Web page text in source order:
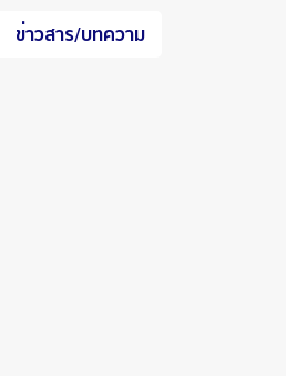
ข่าวสาร/บทความ